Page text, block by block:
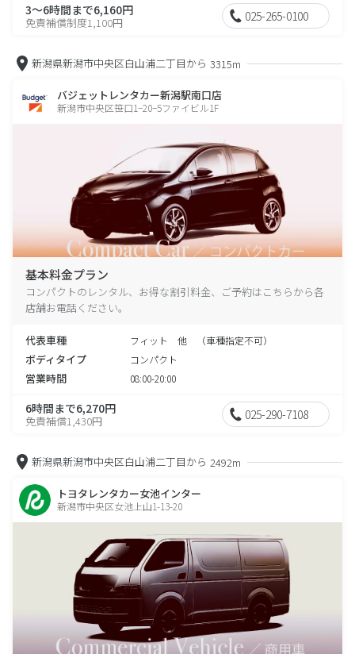
3～6時間まで6,160円
免責補償制度1,100円 025-265-0100
新潟県新潟市中央区白山浦二丁目から 3315m
バジェットレンタカー新潟駅南口店
新潟市中央区笹口1−20−5ファイビル1F
基本料金プラン
コンパクトのレンタル、お得な割引料金、ご予約はこちらから各
店舗お電話ください。
代表車種 フィット 他 （車種指定不可）
ボディタイプ コンパクト
営業時間 08:00-20:00
6時間まで6,270円
免責補償1,430円 025-290-7108
新潟県新潟市中央区白山浦二丁目から 2492m
トヨタレンタカー女池インター
新潟市中央区女池上山1-13-20